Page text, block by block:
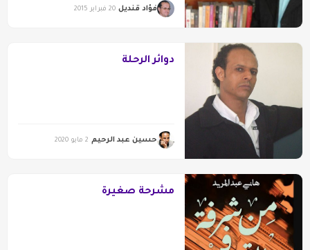
فؤاد قنديل 20 فبراير 2015
دوائر الرحلة
حسين عبد الرحيم 2 مايو 2020
مشرحة صغيرة